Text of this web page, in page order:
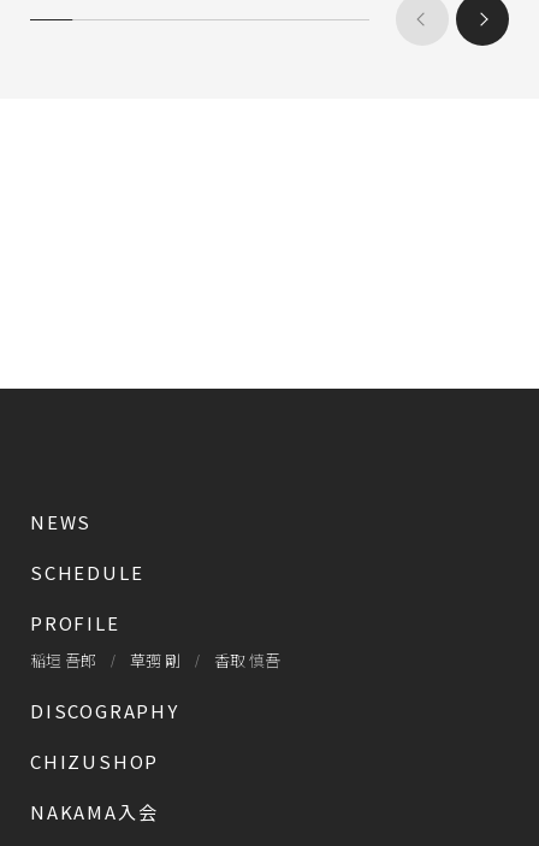
NEWS
SCHEDULE
PROFILE
稲垣 吾郎 草彅 剛 香取 慎吾
DISCOGRAPHY
CHIZUSHOP
NAKAMA入会